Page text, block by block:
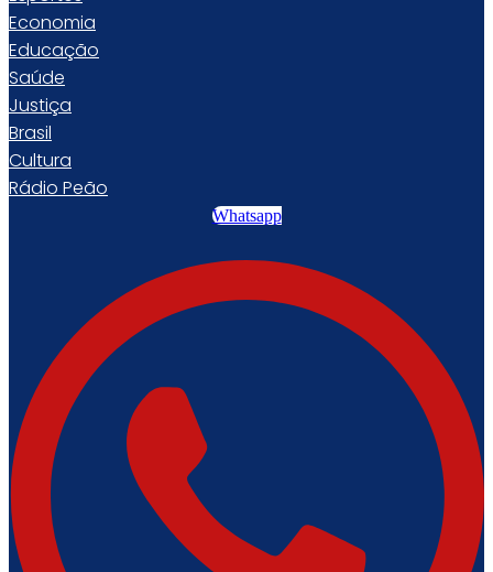
Economia
Educação
Saúde
Justiça
Brasil
Cultura
Rádio Peão
Whatsapp